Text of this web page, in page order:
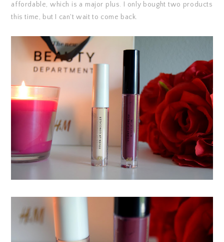
affordable, which is a major plus. I only bought two products
this time, but I can't wait to come back.